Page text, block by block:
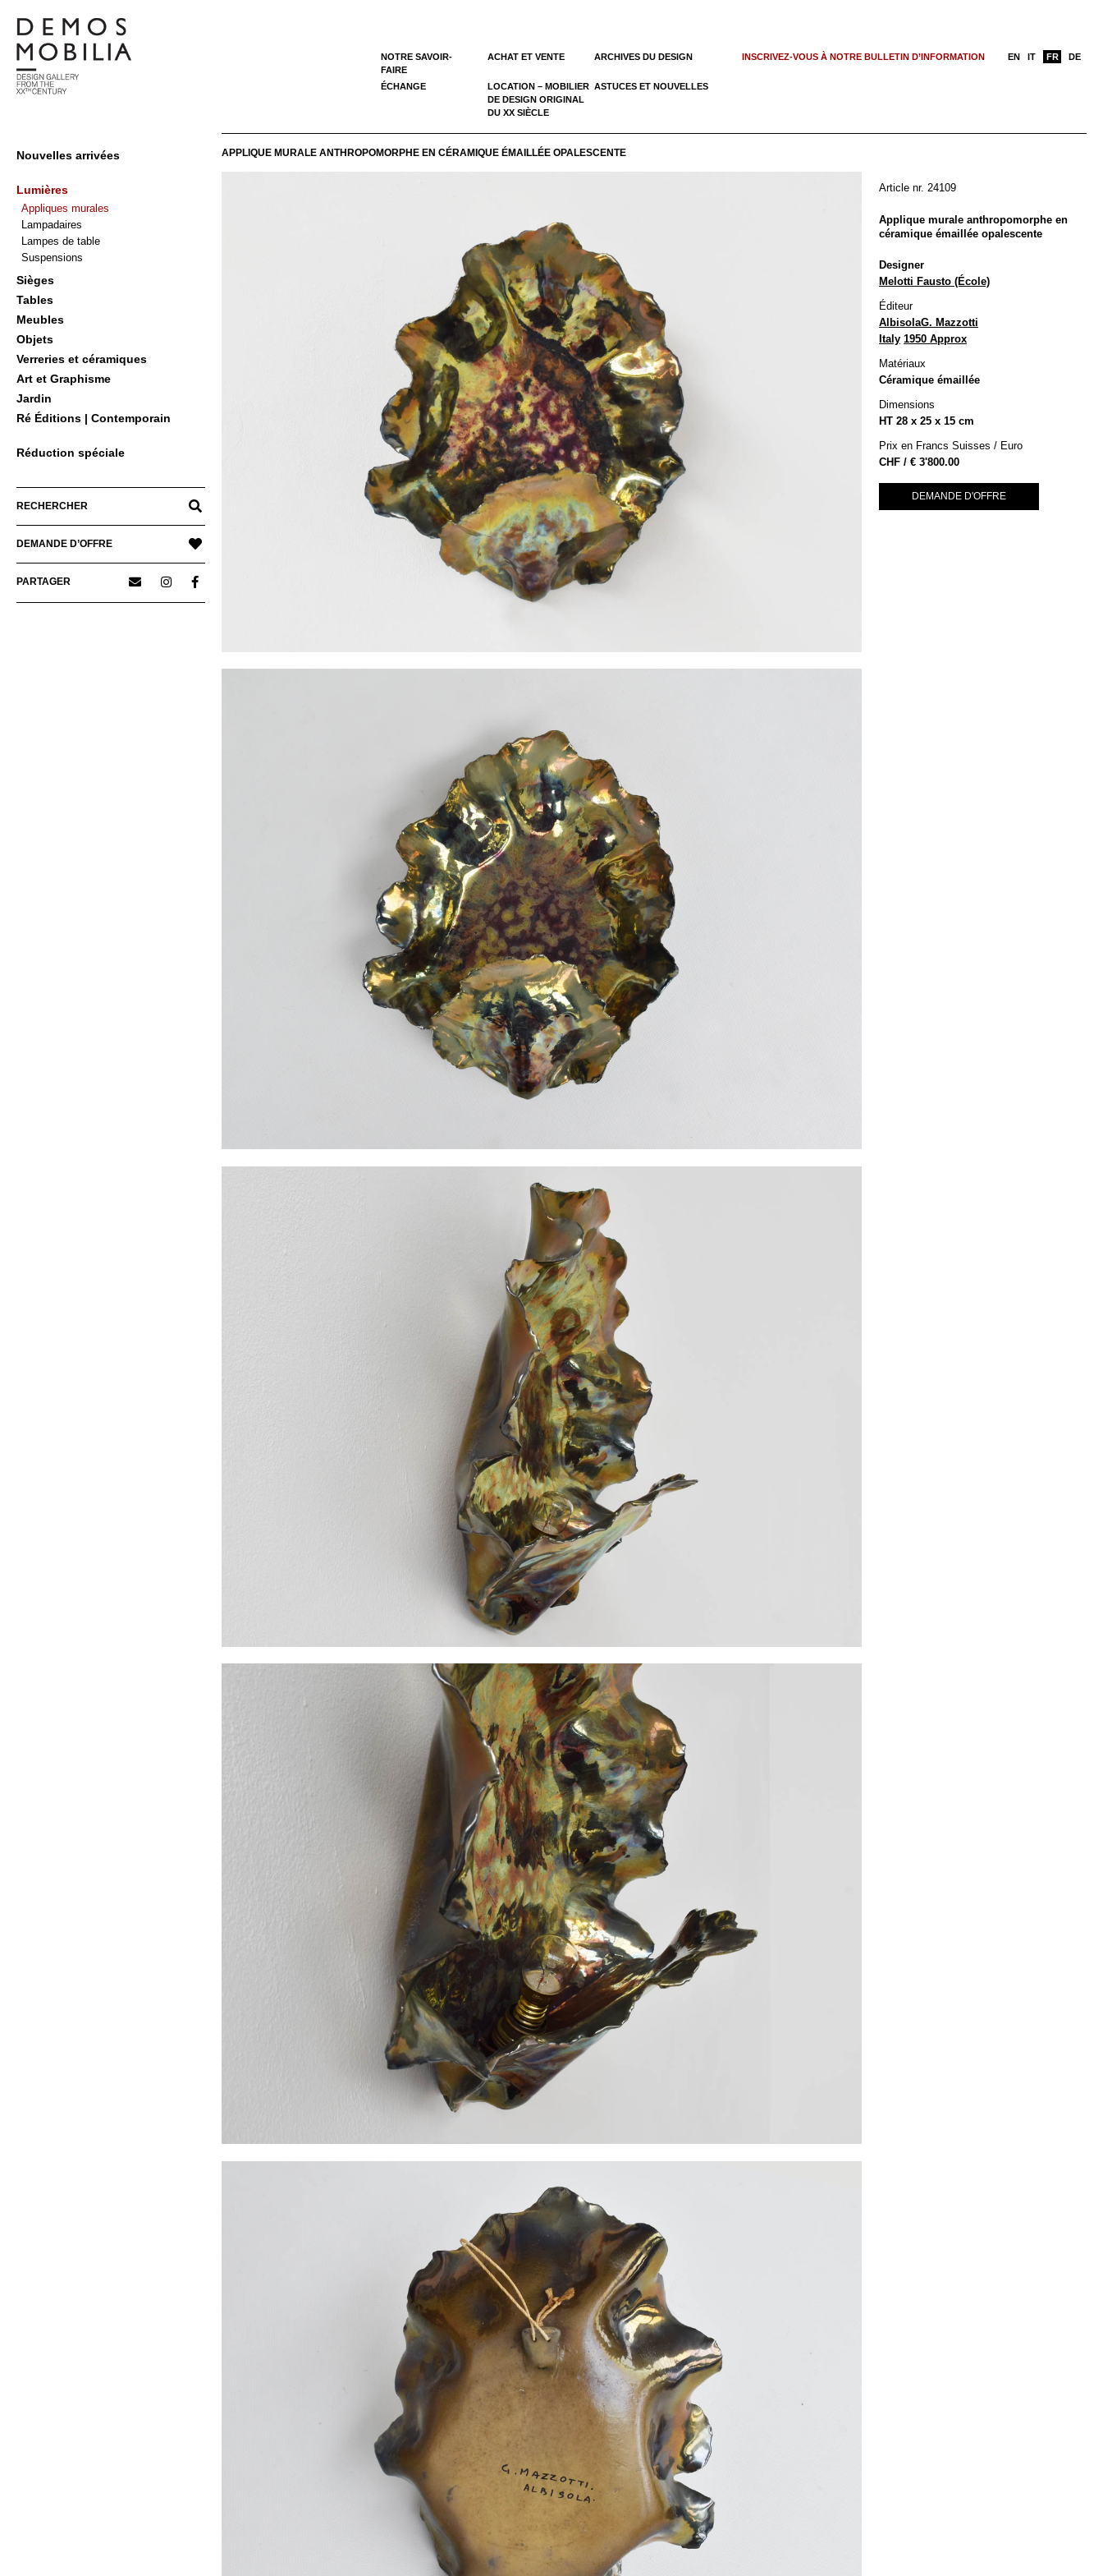
content
Primary
Menu
Nouvelles arrivées
Lumières
Appliques murales
Lampadaires
Lampes de table
Suspensions
Sièges
Tables
Meubles
Objets
Verreries et céramiques
Art et Graphisme
Jardin
Ré Éditions | Contemporain
Réduction spéciale
RECHERCHER
DEMANDE D’OFFRE
PARTAGER
NOTRE SAVOIR-
FAIRE
ACHAT ET VENTE ARCHIVES DU DESIGN INSCRIVEZ-VOUS À NOTRE BULLETIN D’INFORMATION
ÉCHANGE
LOCATION – MOBILIER
DE DESIGN ORIGINAL
DU XX SIÈCLE
ASTUCES ET NOUVELLES
EN IT FR DE
APPLIQUE MURALE ANTHROPOMORPHE EN CÉRAMIQUE ÉMAILLÉE OPALESCENTE
Article nr. 24109
Applique murale anthropomorphe en
céramique émaillée opalescente
Designer
Melotti Fausto (École)
Éditeur
AlbisolaG. Mazzotti
Italy 1950 Approx
Matériaux
Céramique émaillée
Dimensions
HT 28 x 25 x 15 cm
Prix en Francs Suisses / Euro
€ 3'800.00
DEMANDE D'OFFRE